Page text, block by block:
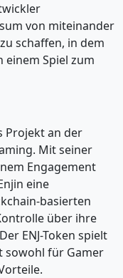
von miteinander
schaffen, in dem
einem Spiel zum
Projekt an der
Mit seiner
Engagement
eine
basierten
über ihre
ENJ-Token spielt
sowohl für Gamer